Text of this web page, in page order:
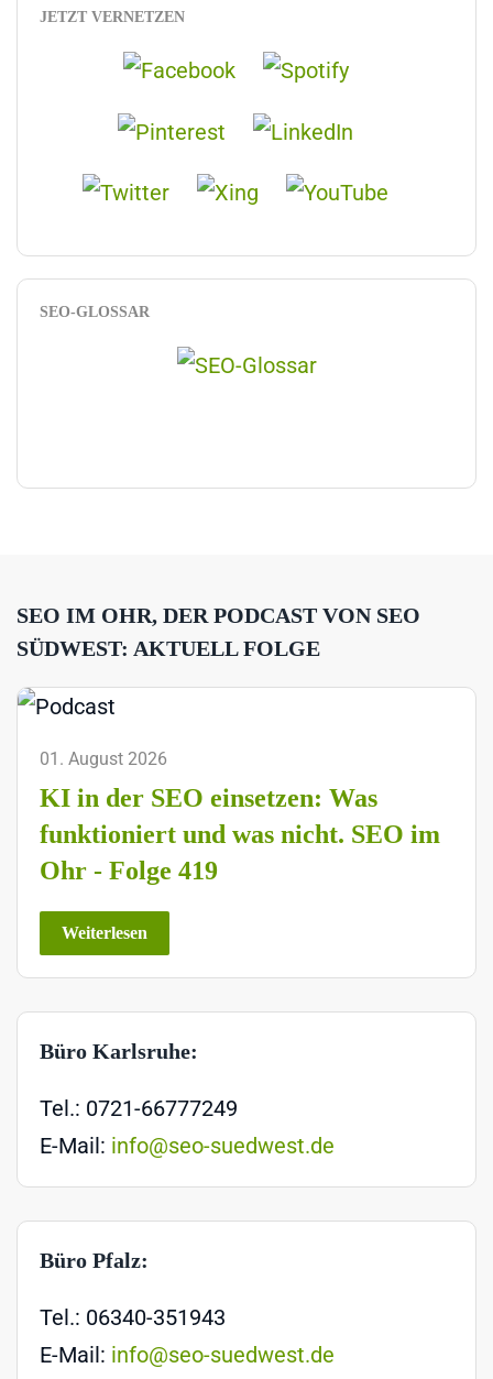
JETZT VERNETZEN
SEO-GLOSSAR
SEO IM OHR, DER PODCAST VON SEO
SÜDWEST: AKTUELL FOLGE
01. August 2026
KI in der SEO einsetzen: Was
funktioniert und was nicht. SEO im
Ohr - Folge 419
Weiterlesen
Büro Karlsruhe:
Tel.: 0721-66777249
E-Mail: info@seo-suedwest.de
Büro Pfalz:
Tel.: 06340-351943
E-Mail: info@seo-suedwest.de